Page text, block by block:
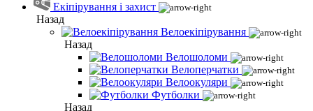
Екіпірування і захист
Назад
Велоекіпірування
Назад
Велошоломи
Велоперчатки
Велоокуляри
Футболки
Назад